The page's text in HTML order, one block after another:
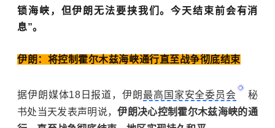
锁海峡，但伊朗无法要挟我们。今天结束前会有消
息”。
伊朗：将控制霍尔木兹海峡通行直至战争彻底结束
据伊朗媒体18日报道，伊朗最高国家安全委员会
秘
书处当天发表声明说，伊朗决心控制霍尔木兹海峡的通